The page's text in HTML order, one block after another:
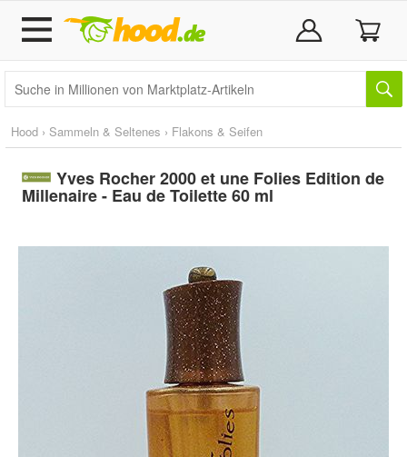
Hood › Sammeln & Seltenes › Flakons & Seifen
Yves Rocher 2000 et une Folies Edition de
Millenaire - Eau de Toilette 60 ml